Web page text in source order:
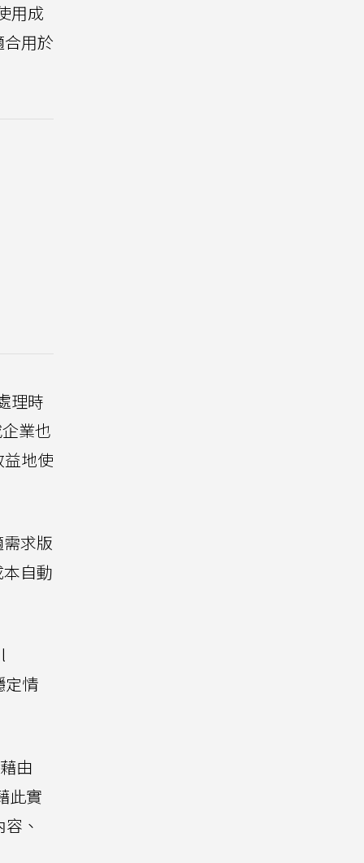
用成
用於
理時
業也
地使
求版
自動
定情
由
此實
、